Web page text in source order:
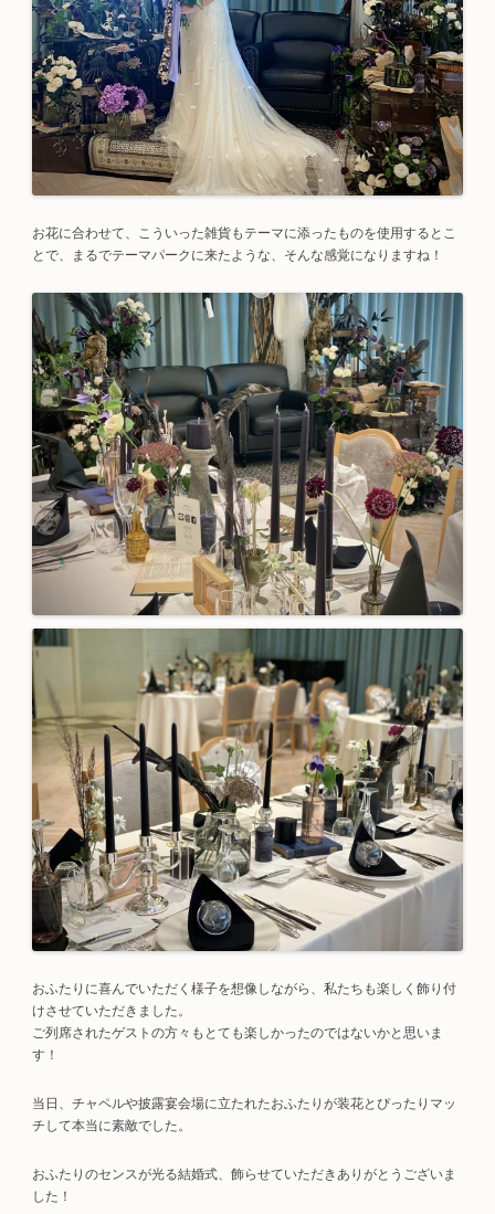
お花に合わせて、こういった雑貨もテーマに添ったものを使用するとこ
とで、まるでテーマパークに来たような、そんな感覚になりますね！
おふたりに喜んでいただく様子を想像しながら、私たちも楽しく飾り付
けさせていただきました。
ご列席されたゲストの方々もとても楽しかったのではないかと思いま
す！
当日、チャペルや披露宴会場に立たれたおふたりが装花とぴったりマッ
チして本当に素敵でした。
おふたりのセンスが光る結婚式、飾らせていただきありがとうございま
した！